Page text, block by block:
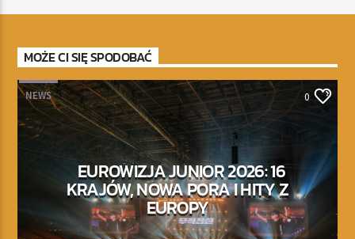
MOŻE CI SIĘ SPODOBAĆ
NEWS 0
EUROWIZJA JUNIOR 2026: 16
KRAJÓW, NOWA PORA I HITY Z
EUROPY